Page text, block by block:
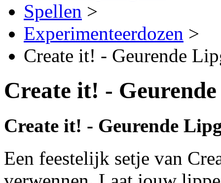
Spellen >
Experimenteerdozen >
Create it! - Geurende
Create it! -
Create it! - Geurende
Een feestelijk setje van